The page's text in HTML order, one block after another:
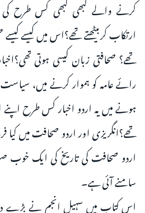
کرنے والے کبھی کبھی کس طرح کی
ارتکاب کربیٹھتے تھے؟اس میں کیسے
تھے؟ صحافتی زبان کیسی ہوتی
رائے عامہ کو ہموار کرنے میں، سیاست
ہونے میں یہ اردو اخبار کس طرح
تھے؟انگریزی اور اردو صحافت میں کیا
اردو صحافت کی تاریخ کی ایک خوب
سامنے آئی ہے۔
اس کتاب میں سہیل انجم نے بڑے